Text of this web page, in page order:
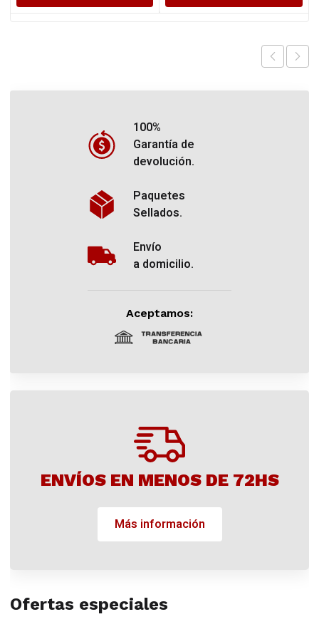
100%
Garantía de
devolución.
Paquetes
Sellados.
Envío
a domicilio.
Aceptamos:
ENVÍOS EN MENOS DE 72HS
Más información
Ofertas especiales